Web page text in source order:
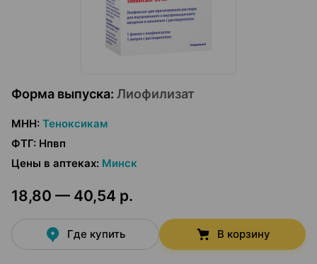
Форма выпуска: Лиофилизат
МНН: Теноксикам
ФТГ: Нпвп
Цены в аптеках: Минск
18,80 — 40,54 р.
Где купить В корзину